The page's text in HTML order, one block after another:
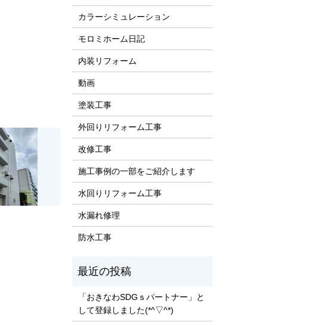
カラーシミュレーション
モロミホーム日記
内装リフォーム
動画
塗装工事
外回りリフォーム工事
改修工事
施工事例の一部をご紹介します
水回りリフォーム工事
水漏れ修理
防水工事
「おきなわSDGｓパートナー」と
して登録しました(*^▽^*)